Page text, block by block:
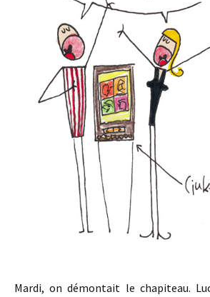
Mardi, on démontait le chapiteau.